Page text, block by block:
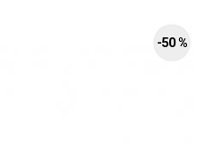
-50 %